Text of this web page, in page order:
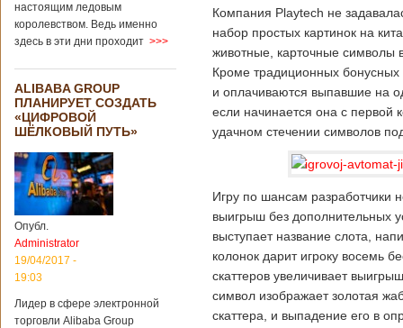
настоящим ледовым
королевством. Ведь именно
здесь в эти дни проходит >>>
ALIBABA GROUP
ПЛАНИРУЕТ СОЗДАТЬ
«ЦИФРОВОЙ
ШЁЛКОВЫЙ ПУТЬ»
Опубл.
Administrator
19/04/2017 -
19:03
Лидер в сфере электронной
торговли Alibaba Group
Компания Playtech не
набор простых картинок на
животные, карточные символы
Кроме традиционных
и оплачиваются выпавшие на
если начинается она с
удачном стечении символов
Игру по шансам разработчики
выигрыш без дополнительных
выступает название слота,
колонок дарит игроку восемь
скаттеров увеличивает
символ изображает золотая
скаттера, и выпадение его в